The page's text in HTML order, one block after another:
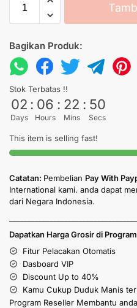
Bagikan Produk:
Stok Terbatas !!
02
Days
: 06
Hours
: 22
Mins
: 50
Secs
This item is selling fast!
Catatan: Pembelian Pay With
International kami. anda dapat
dari Negara Indonesia.
Dapatkan Harga Grosir di
Fitur Pelacakan Otomatis
Dasboard VIP
Discount Up to 40%
Kamu Cukup Duduk Manis
Program Reseller Membantu